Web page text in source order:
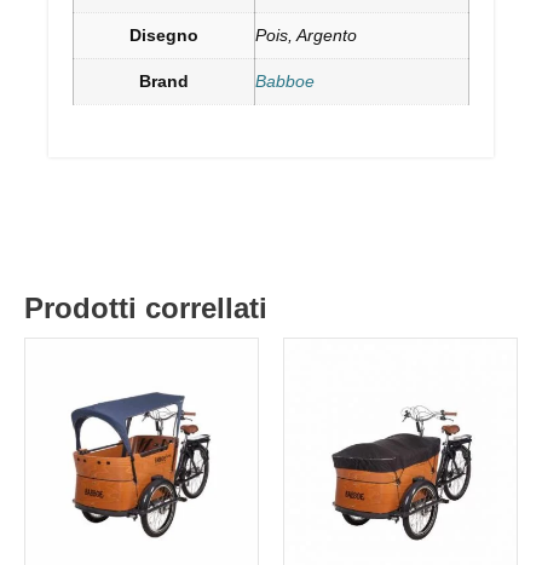
Disegno Pois, Argento
Brand Babboe
Prodotti correllati